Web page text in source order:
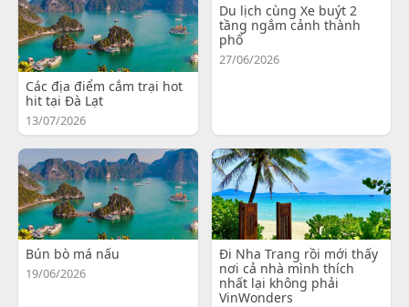
Các địa điểm cắm trại hot
hit tại Đà Lạt
13/07/2026
Du lịch cùng Xe buýt 2
tầng ngắm cảnh thành
phố
27/06/2026
Bún bò má nấu
19/06/2026
Đi Nha Trang rồi mới thấy
nơi cả nhà mình thích
nhất lại không phải
VinWonders